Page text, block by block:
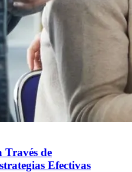
Través de
Efectivas